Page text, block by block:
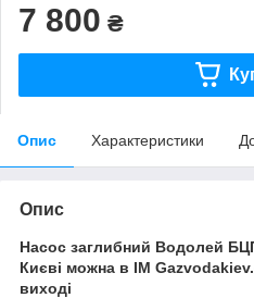
7 800 ₴
Опис Характеристики
Опис
Насос заглибний Водолей
Києві можна в ІМ
виході